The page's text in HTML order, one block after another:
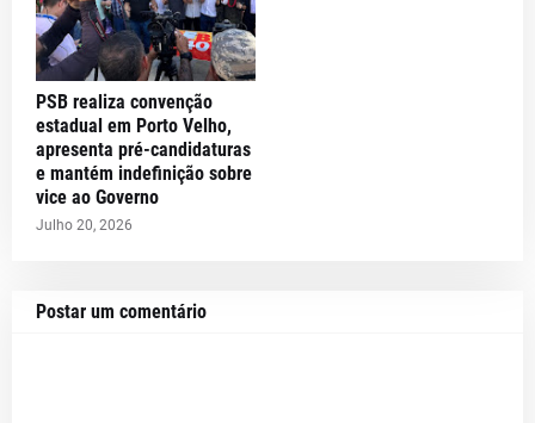
PSB realiza convenção
estadual em Porto Velho,
apresenta pré-candidaturas
e mantém indefinição sobre
vice ao Governo
Julho 20, 2026
Postar um comentário